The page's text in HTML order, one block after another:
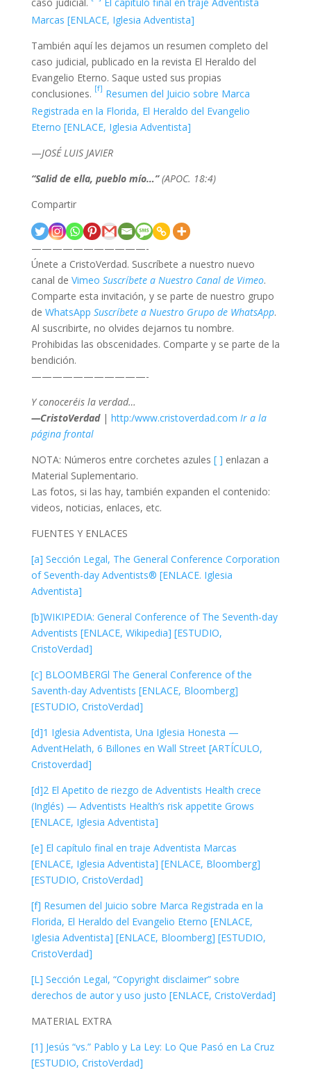
Marcas [ENLACE, Iglesia Adventista]
También aquí les dejamos un resumen completo del
caso judicial, publicado en la revista El Heraldo del
Evangelio Eterno. Saque usted sus propias
conclusiones. [f] Resumen del Juicio sobre Marca
Registrada en la Florida, El Heraldo del Evangelio
Eterno [ENLACE, Iglesia Adventista]
—JOSÉ LUIS JAVIER
“Salid de ella, pueblo mío…”(APOC. 18:4)
Compartir
———————————-
Únete a CristoVerdad. Suscríbete a nuestro nuevo
canal de Vimeo Suscríbete a Nuestro Canal de Vimeo.
Comparte esta invitación, y se parte de nuestro grupo
de WhatsApp Suscríbete a Nuestro Grupo de WhatsApp.
Al suscribirte, no olvides dejarnos tu nombre.
Prohibidas las obscenidades. Comparte y se parte de la
bendición.
———————————-
Y conoceréis la verdad…
—CristoVerdad | http:/www.cristoverdad.com Ir a la
página frontal
NOTA: Números entre corchetes azules [ ] enlazan a
Material Suplementario.
Las fotos, si las hay, también expanden el contenido:
videos, noticias, enlaces, etc.
FUENTES Y ENLACES
[a] Sección Legal, The General Conference Corporation
of Seventh-day Adventists® [ENLACE. Iglesia
Adventista]
[b]WIKIPEDIA: General Conference of The Seventh-day
Adventists [ENLACE, Wikipedia] [ESTUDIO,
CristoVerdad]
[c] BLOOMBERGl The General Conference of the
Saventh-day Adventists [ENLACE, Bloomberg]
[ESTUDIO, CristoVerdad]
[d]1 Iglesia Adventista, Una Iglesia Honesta —
AdventHelath, 6 Billones en Wall Street [ARTÍCULO,
Cristoverdad]
[d]2 El Apetito de riezgo de Adventists Health crece
(Inglés) — Adventists Health’s risk appetite Grows
[ENLACE, Iglesia Adventista]
[e] El capítulo final en traje Adventista Marcas
[ENLACE, Iglesia Adventista] [ENLACE, Bloomberg]
[ESTUDIO, CristoVerdad]
[f] Resumen del Juicio sobre Marca Registrada en la
Florida, El Heraldo del Evangelio Eterno [ENLACE,
Iglesia Adventista] [ENLACE, Bloomberg] [ESTUDIO,
CristoVerdad]
[L] Sección Legal, “Copyright disclaimer” sobre
derechos de autor y uso justo [ENLACE, CristoVerdad]
MATERIAL EXTRA
[1] Jesús “vs.” Pablo y La Ley: Lo Que Pasó en La Cruz
[ESTUDIO, CristoVerdad]